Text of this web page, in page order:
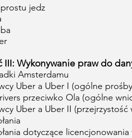
jedz
III: Wykonywanie praw do
Amsterdamu
Uber a Uber I (ogólne
przeciwko Ola (ogólne
Uber a Uber II
dotyczące